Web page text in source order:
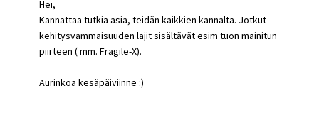
Hei,
Kannattaa tutkia asia, teidän kaikkien kannalta. Jotkut
kehitysvammaisuuden lajit sisältävät esim tuon mainitun
piirteen ( mm. Fragile-X).
Aurinkoa kesäpäiviinne :)